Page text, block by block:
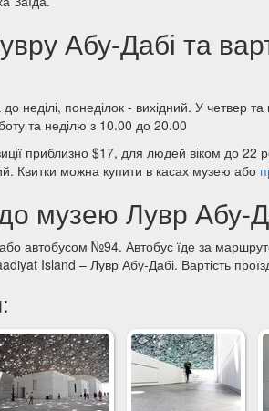
Абу-Дабі та
неділі, понеділок - вихідний. У четвер
та неділю з 10.00 до 20.00
приблизно $17, для людей віком до 22
Квитки можна купити в касах музею або
музею Лувр Абу-
або автобусом №94. Автобус їде за
Island – Лувр Абу-Дабі. Вартість